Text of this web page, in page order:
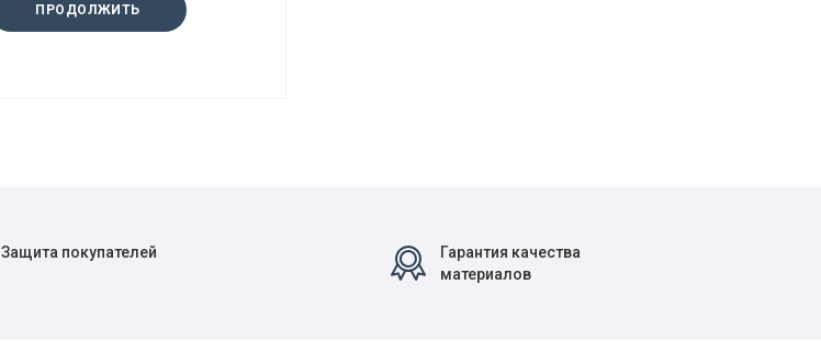
ПРОДОЛЖИТЬ
Защита покупателей
Гарантия качества
материалов